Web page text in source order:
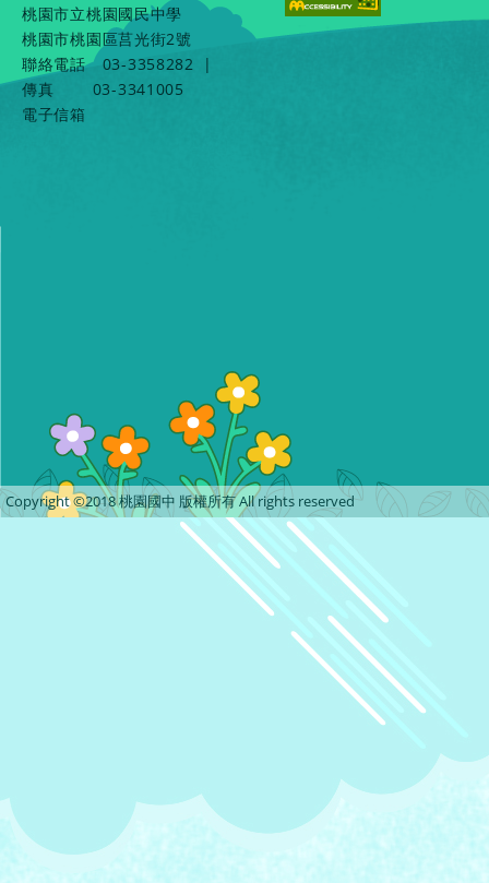
桃園市立桃園國民中學
桃園市桃園區莒光街2號
聯絡電話
03-3358282
|
傳真
03-3341005
電子信箱
Copyright ©2018 桃園國中 版權所有 All rights reserved